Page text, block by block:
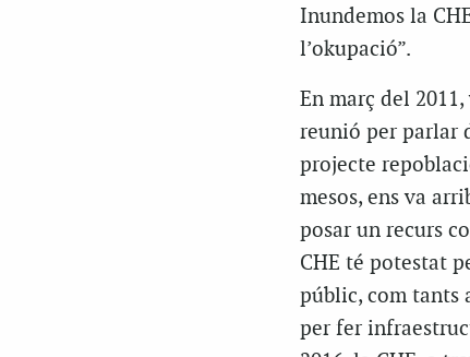
Inundemos la
l’okupació”.
En març del
reunió per parlar
projecte
mesos, ens va
posar un recurs
CHE té potestat
públic, com tants
per fer